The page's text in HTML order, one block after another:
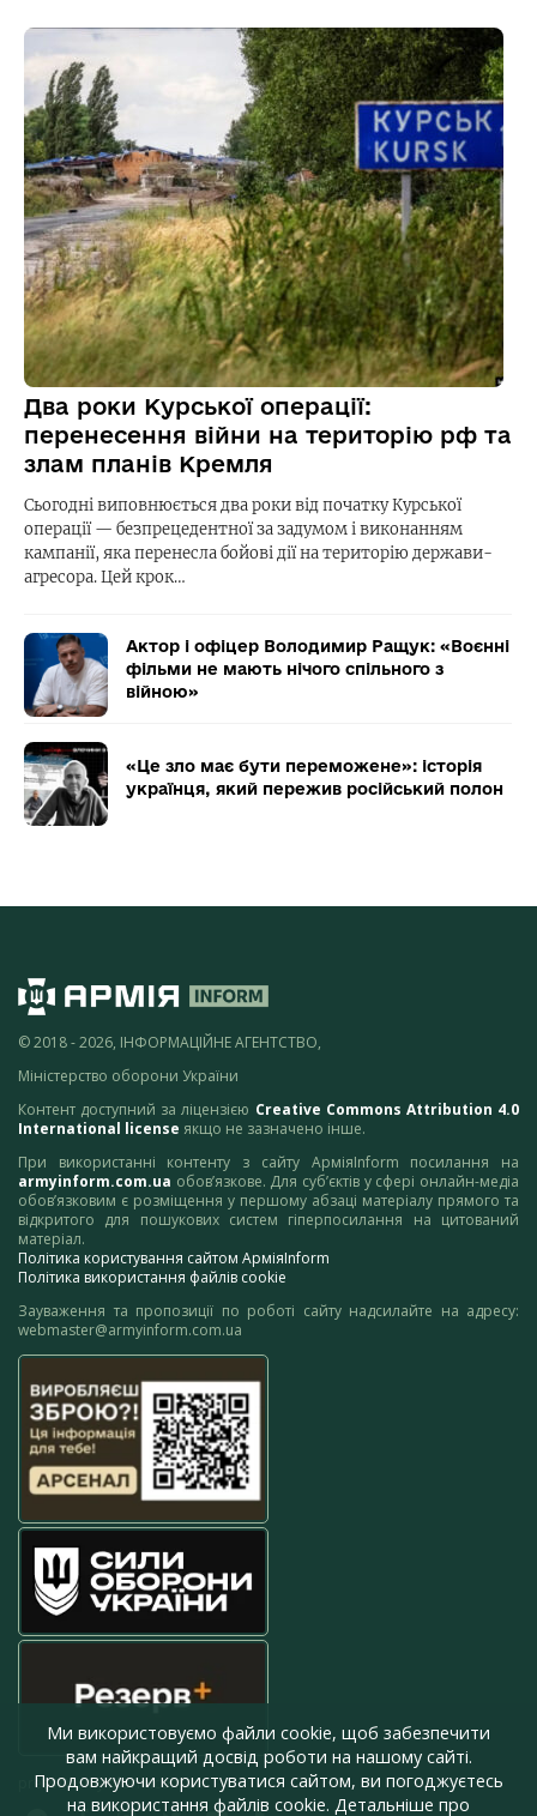
Два роки Курської операції:
перенесення війни на територію рф та
злам планів Кремля
Сьогодні виповнюється два роки від початку Курської
операції — безпрецедентної за задумом і виконанням
кампанії, яка перенесла бойові дії на територію держави-
агресора. Цей крок…
Актор і офіцер Володимир Ращук: «Воєнні
фільми не мають нічого спільного з
війною»
«Це зло має бути переможене»: історія
українця, який пережив російський полон
© 2018 - 2026, ІНФОРМАЦІЙНЕ АГЕНТСТВО,
Міністерство оборони України
Контент доступний за ліцензією Creative Commons Attribution 4.0
International license якщо не зазначено інше.
При використанні контенту з сайту АрміяInform посилання на
armyinform.com.ua обов’язкове. Для суб’єктів у сфері онлайн-медіа
обов’язковим є розміщення у першому абзаці матеріалу прямого та
відкритого для пошукових систем гіперпосилання на цитований
матеріал.
Політика користування сайтом АрміяInform
Політика використання файлів cookie
Зауваження та пропозиції по роботі сайту надсилайте на адресу:
webmaster@armyinform.com.ua
press@armyinform.com.ua
Ми використовуємо файли cookie, щоб забезпечити
вам найкращий досвід роботи на нашому сайті.
Продовжуючи користуватися сайтом, ви погоджуєтесь
на використання файлів cookie. Детальніше про